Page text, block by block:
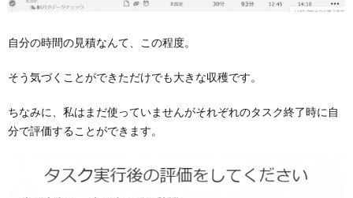
自分の時間の見積なんて、この程度。
そう気づくことができただけでも大きな収穫です。
ちなみに、私はまだ使っていませんがそれぞれのタスク終了時に自
分で評価することができます。